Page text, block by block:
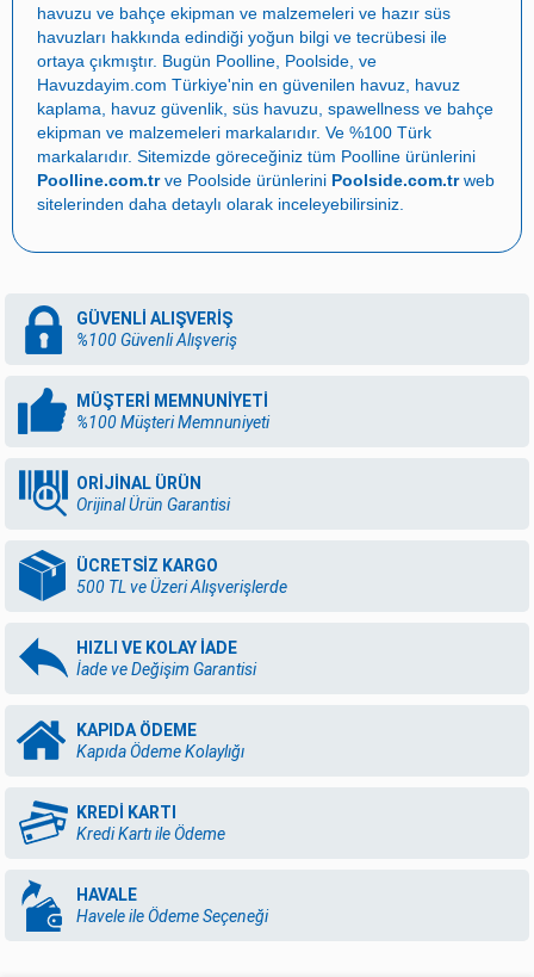
havuzu ve bahçe ekipman ve malzemeleri ve hazır süs
havuzları hakkında edindiği yoğun bilgi ve tecrübesi ile
ortaya çıkmıştır. Bugün Poolline Poolside , ve
Havuzdayim.com Türkiye'nin en güvenilen havuz havuz
kaplama
havuz güvenlik süs havuzu spawellness ve bahçe
ekipman ve malzemeleri markalarıdır. Ve %100 Türk
markalarıdır. Sitemizde göreceğiniz tüm Poolline ürünlerini
Poolline.com.trve Poolside ürünlerini Poolside.com.trweb
sitelerinden daha detaylı olarak inceleyebilirsiniz.
GÜVENLİ ALIŞVERİŞ
%100 Güvenli Alışveriş
MÜŞTERİ MEMNUNİYETİ
%100 Müşteri Memnuniyeti
ORİJİNAL ÜRÜN
Orijinal Ürün Garantisi
ÜCRETSİZ KARGO
500 TL ve Üzeri Alışverişlerde
HIZLI VE KOLAY İADE
İade ve Değişim Garantisi
KAPIDA ÖDEME
Kapıda Ödeme Kolaylığı
KREDİ KARTI
Kredi Kartı ile Ödeme
HAVALE
Havele ile Ödeme Seçeneği